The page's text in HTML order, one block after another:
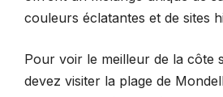
couleurs éclatantes et de sites
Pour voir le meilleur de la côte
devez visiter la plage de